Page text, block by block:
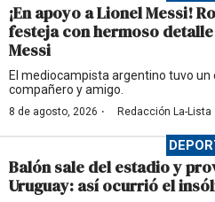
¡En apoyo a Lionel Messi!
festeja con hermoso
Messi
El mediocampista argentino tuvo un
compañero y amigo.
8 de agosto, 2026 · Redacción La-Lista
Balón sale del estadio y
Uruguay: así ocurrió el